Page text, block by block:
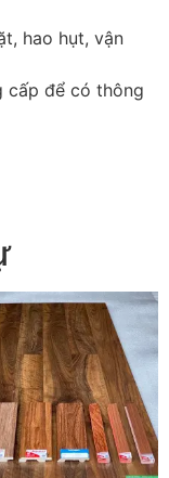
hao hụt, vận
cấp để có thông